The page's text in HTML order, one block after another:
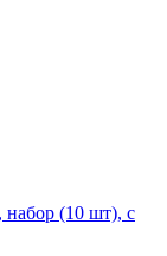
набор (10 шт), с